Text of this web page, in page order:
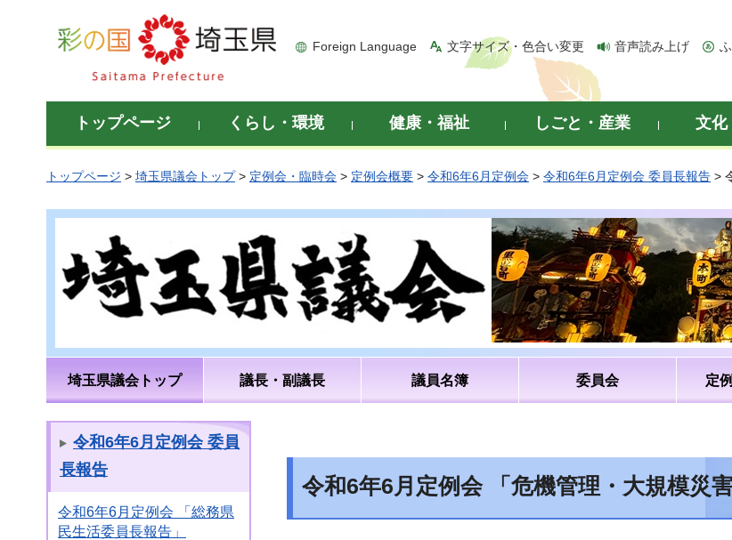
彩の国 埼玉県
Foreign Language 文字サイズ・色合い変更 音声読み上げ
トップページ くらし・環境 健康・福祉 しごと・産業 文化
トップページ > 埼玉県議会トップ> 定例会・臨時会 > 定例会概要 > 令和6年6月定例会 > 令和6年6月定例会 委員長報告 >
埼玉県議会トップ 議長・副議長 議員名簿 委員会 定
令和6年6月定例会 委員
長報告
令和6年6月定例会 「総務県
民生活委員長報告」
令和6年6月定例会 「危機管理・大規模災